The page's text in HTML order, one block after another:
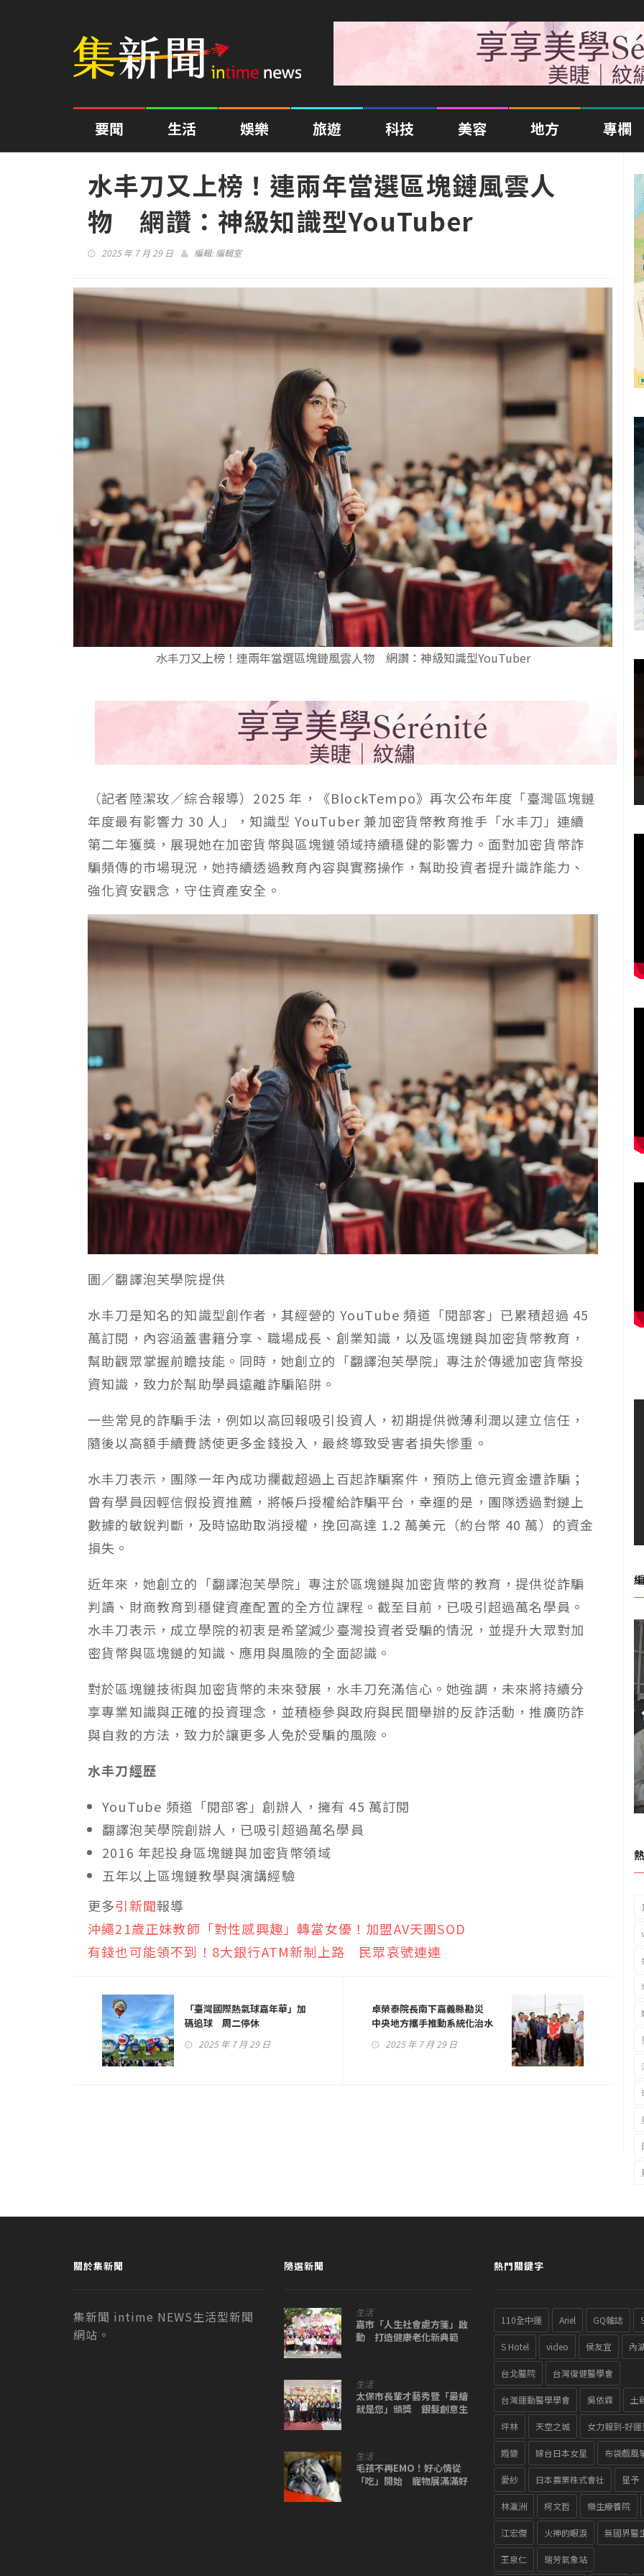
要聞 生活 娛樂 旅遊 科技 美容 地方 專欄
水丰刀又上榜！連兩年當選區塊鏈風雲人
物 網讚：神級知識型YouTuber
2025 年 7 月 29 日 編輯:編輯室
水丰刀又上榜！連兩年當選區塊鏈風雲人物 網讚：神級知識型YouTuber
（記者陸潔玫／綜合報導）2025 年，《BlockTempo》再次公布年度「臺灣區塊鏈
年度最有影響力 30 人」，知識型 YouTuber 兼加密貨幣教育推手「水丰刀」連續
第二年獲獎，展現她在加密貨幣與區塊鏈領域持續穩健的影響力。面對加密貨幣詐
騙頻傳的市場現況，她持續透過教育內容與實務操作，幫助投資者提升識詐能力、
強化資安觀念，守住資產安全。
圖／翻譯泡芙學院提供
水丰刀是知名的知識型創作者，其經營的 YouTube 頻道「閱部客」已累積超過 45
萬訂閱，內容涵蓋書籍分享、職場成長、創業知識，以及區塊鏈與加密貨幣教育，
幫助觀眾掌握前瞻技能。同時，她創立的「翻譯泡芙學院」專注於傳遞加密貨幣投
資知識，致力於幫助學員遠離詐騙陷阱。
一些常見的詐騙手法，例如以高回報吸引投資人，初期提供微薄利潤以建立信任，
隨後以高額手續費誘使更多金錢投入，最終導致受害者損失慘重。
水丰刀表示，團隊一年內成功攔截超過上百起詐騙案件，預防上億元資金遭詐騙；
曾有學員因輕信假投資推薦，將帳戶授權給詐騙平台，幸運的是，團隊透過對鏈上
數據的敏銳判斷，及時協助取消授權，挽回高達 1.2 萬美元（約台幣 40 萬）的資金
損失。
近年來，她創立的「翻譯泡芙學院」專注於區塊鏈與加密貨幣的教育，提供從詐騙
判讀、財商教育到穩健資產配置的全方位課程。截至目前，已吸引超過萬名學員。
水丰刀表示，成立學院的初衷是希望減少臺灣投資者受騙的情況，並提升大眾對加
密貨幣與區塊鏈的知識、應用與風險的全面認識。
對於區塊鏈技術與加密貨幣的未來發展，水丰刀充滿信心。她強調，未來將持續分
享專業知識與正確的投資理念，並積極參與政府與民間舉辦的反詐活動，推廣防詐
與自救的方法，致力於讓更多人免於受騙的風險。
水丰刀經歷
YouTube 頻道「閱部客」創辦人，擁有 45 萬訂閱
翻譯泡芙學院創辦人，已吸引超過萬名學員
2016 年起投身區塊鏈與加密貨幣領域
五年以上區塊鏈教學與演講經驗
更多引新聞報導
沖繩21歲正妹教師「對性感興趣」轉當女優！加盟AV天團SOD
有錢也可能領不到！8大銀行ATM新制上路 民眾哀號連連
「臺灣國際熱氣球嘉年華」加
碼追球 周二停休
2025 年 7 月 29 日
卓榮泰院長南下嘉義縣勘災
中央地方攜手推動系統化治水
2025 年 7 月 29 日
關於集新聞
集新聞 intime NEWS生活型新聞
網站。
隨選新聞
生活
嘉市「人生社會處方箋」啟
動 打造健康老化新典範
生活
太保市長輩才藝秀暨「最繪
就是您」頒獎 銀髮創意生
生活
毛孩不再EMO！好心情從
「吃」開始 寵物展滿滿好
熱門關鍵字
110全中運 Ariel GQ雜誌
S Hotel video 侯友宜 內
台北醫院 台灣復健醫學會
台灣運動醫學學會 吳依霖 土
坪林 天空之城 女力報到-好運
婚變 嫁台日本女星 布袋戲風
愛紗 日本農業株式會社 星予
林瀛洲 柯文哲 樂生療養院
江宏傑 火神的眼淚 無國界醫
王泉仁 瑞芳氣象站